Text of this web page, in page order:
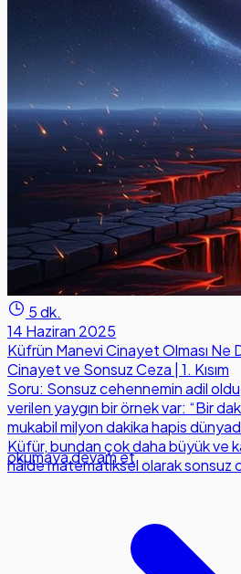
5 dk.
14 Haziran 2025
Küfrün Manevi Cinayet Olması Ne
Cinayet ve Sonsuz Ceza | 1. Kısım
Soru: Sonsuz cehennemin adil
verilen yaygın bir örnek var: “Bir
mukabil milyon dakika hapis
Küfür, bundan çok daha büyük ve
hâlde matematiksel olarak sonsuz
okumaya devam et